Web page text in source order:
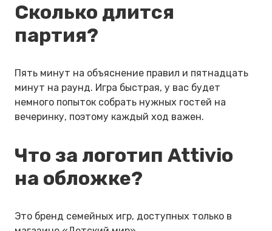
Сколько длится
партия?
Пять минут на объяснение правил и пятнадцать
минут на раунд. Игра быстрая, у вас будет
немного попыток собрать нужных гостей на
вечеринку, поэтому каждый ход важен.
Что за логотип Attivio
на обложке?
Это бренд семейных игр, доступных только в